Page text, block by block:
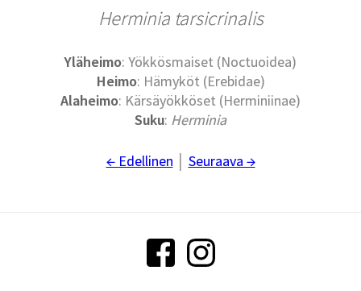
Herminia tarsicrinalis
Yläheimo: Yökkösmaiset (Noctuoidea)
Heimo: Hämyköt (Erebidae)
Alaheimo: Kärsäyökköset (Herminiinae)
Suku: Herminia
← Edellinen Seuraava →